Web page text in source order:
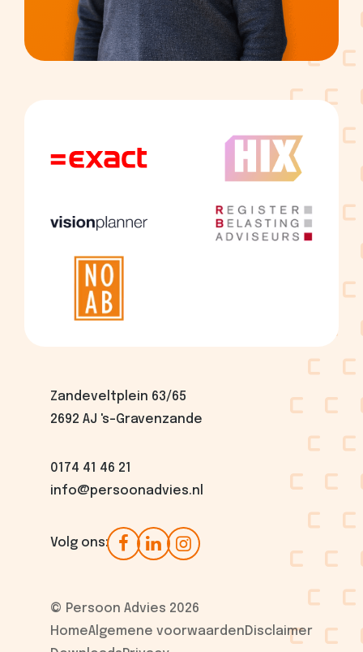
Zandeveltplein 63/65
2692 AJ 's-Gravenzande
0174 41 46 21
info@persoonadvies.nl
Volg ons:
© Persoon Advies 2026
HomeAlgemene voorwaardenDisclaimer